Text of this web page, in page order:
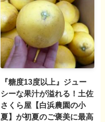
『糖度13度以上』ジュー
シーな果汁が溢れる！土佐
さくら屋【白浜農園の小
夏】が初夏のご褒美に最高